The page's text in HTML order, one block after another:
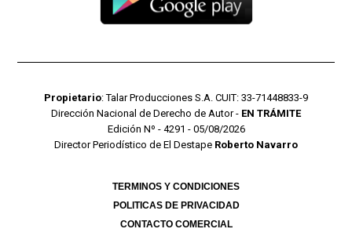
Propietario: Talar Producciones S.A. CUIT: 33-71448833-9
Dirección Nacional de Derecho de Autor - EN TRÁMITE
Edición Nº - 4291 - 05/08/2026
Director Periodístico de El Destape Roberto Navarro
TERMINOS Y CONDICIONES
POLITICAS DE PRIVACIDAD
CONTACTO COMERCIAL